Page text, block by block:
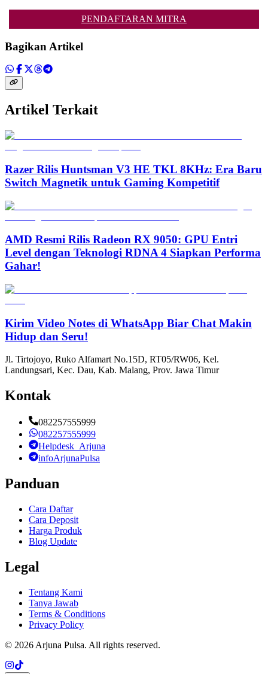
PENDAFTARAN MITRA
Bagikan Artikel
Artikel Terkait
Razer Rilis Huntsman V3 HE TKL 8KHz: Era Baru
Switch Magnetik untuk Gaming Kompetitif
AMD Resmi Rilis Radeon RX 9050: GPU Entri
Level dengan Teknologi RDNA 4 Siapkan Performa
Gahar!
Kirim Video Notes di WhatsApp Biar Chat Makin
Hidup dan Seru!
Jl. Tirtojoyo, Ruko Alfamart No.15D, RT05/RW06, Kel.
Landungsari, Kec. Dau, Kab. Malang, Prov. Jawa Timur
Kontak
082257555999
082257555999
Helpdesk_Arjuna
infoArjunaPulsa
Panduan
Cara Daftar
Cara Deposit
Harga Produk
Blog Update
Legal
Tentang Kami
Tanya Jawab
Terms & Conditions
Privacy Policy
© 2026 Arjuna Pulsa. All rights reserved.